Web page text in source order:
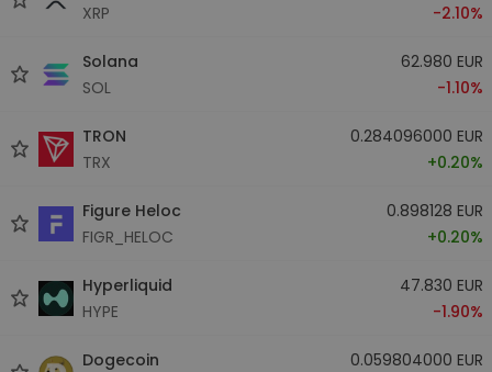
XRP
-2.10%
Solana
SOL
62.980 EUR
-1.10%
TRON
TRX
0.284096000 EUR
+0.20%
Figure Heloc
FIGR_HELOC
0.898128 EUR
+0.20%
Hyperliquid
HYPE
47.830 EUR
-1.90%
Dogecoin
0.059804000 EUR